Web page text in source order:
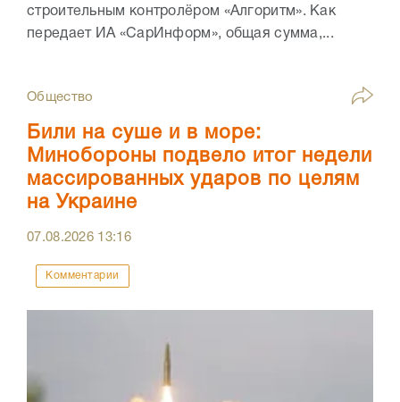
строительным контролёром «Алгоритм». Как
передает ИА «СарИнформ», общая сумма,...
Общество
Били на суше и в море:
Минобороны подвело итог недели
массированных ударов по целям
на Украине
07.08.2026 13:16
Комментарии